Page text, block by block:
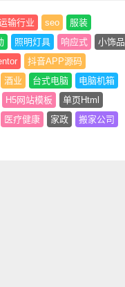
输行业 seo
服装
照明灯具 响应式
小饰品
抖音APP源码
酒业 台式电脑
电脑机箱
H5网站模板
单页Html
医疗健康 家政
搬家公司